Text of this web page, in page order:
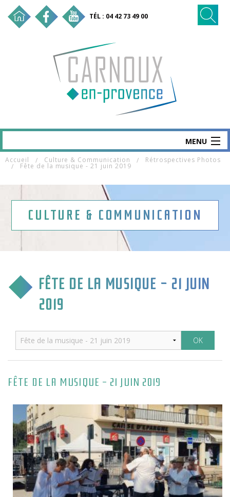
TÉL : 04 42 73 49 00
MENU
CARNOUX
MAIRIE & SERVICES
CULTURE & COMMUNICATION
VIE ASSOCIATIVE
TOURISME & TRANSPORT
Accueil Culture & Communication Rétrospectives Photos
Fête de la musique - 21 juin 2019
CULTURE & COMMUNICATION
FÊTE DE LA MUSIQUE - 21 JUIN
2019
FÊTE DE LA MUSIQUE - 21 JUIN 2019